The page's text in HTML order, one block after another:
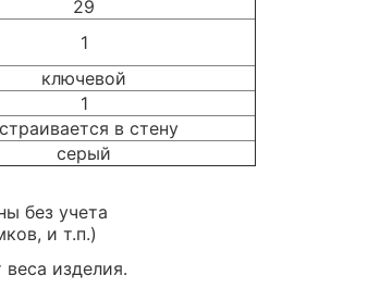
29
1
ключевой
1
в стену
серый
без учета
и т.п.)
изделия.